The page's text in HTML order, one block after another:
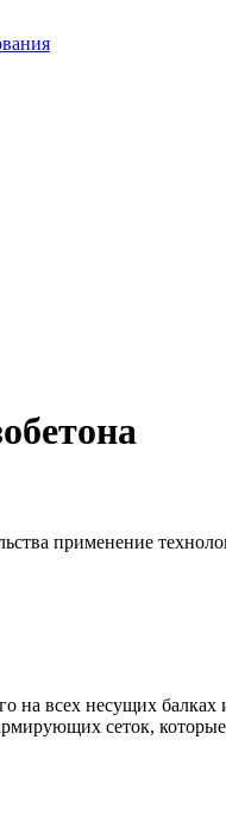
применение
на всех несущих
сеток,